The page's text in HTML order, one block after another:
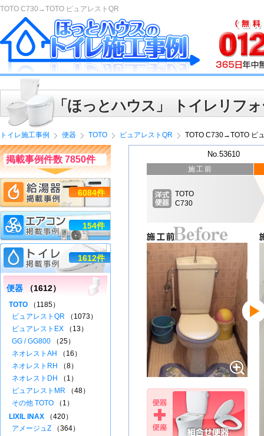
TOTO C730→TOTO ピュアレストQR
「ほっとハウス」 トイレリフ
トイレ施工事例 便器 TOTO ピュアレストQR TOTO C730→TOTO ピ
No.53610
施工前
TOTO
C730
掲載事例件数 7850件
6084件
154件
1612件
便器 （1612）
TOTO （1185）
ピュアレストQR （1073）
ピュアレストEX （13）
GG / GG800 （25）
ネオレストAH
（16）
ネオレストRH
（8）
ネオレストDH
（1）
ピュアレストMR （48）
その他 TOTO （1）
LIXIL INAX （420）
アメージュZ （364）